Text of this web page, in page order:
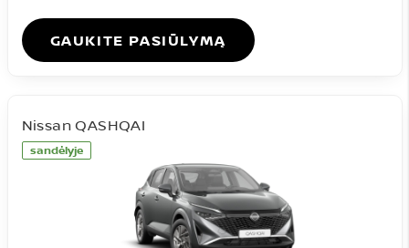
GAUKITE PASIŪLYMĄ
sandėlyje
Nissan QASHQAI